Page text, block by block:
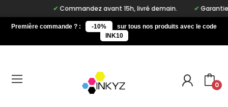
Commandez avant 15h, livré demain. Garantie
Première commande ? : -10%
sur tous nos produits avec le code
INK10
0